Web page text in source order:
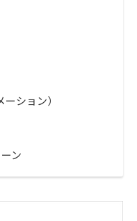
ション）
ン